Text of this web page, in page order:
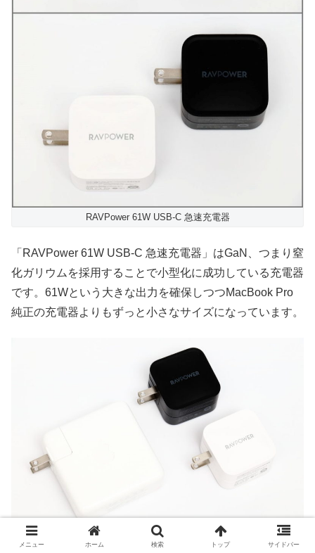
RAVPower 61W USB-C 急速充電器
「RAVPower 61W USB-C 急速充電器」はGaN、つまり窒
化ガリウムを採用することで小型化に成功している充電器
です。61Wという大きな出力を確保しつつMacBook Pro
純正の充電器よりもずっと小さなサイズになっています。
メニュー ホーム 検索 トップ サイドバー